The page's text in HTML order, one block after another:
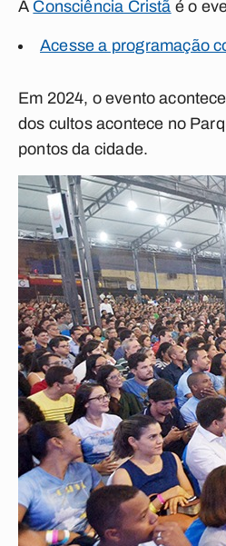
A Consciência Cristã é o
Acesse a programação
Em 2024, o evento
dos cultos acontece no
pontos da cidade.